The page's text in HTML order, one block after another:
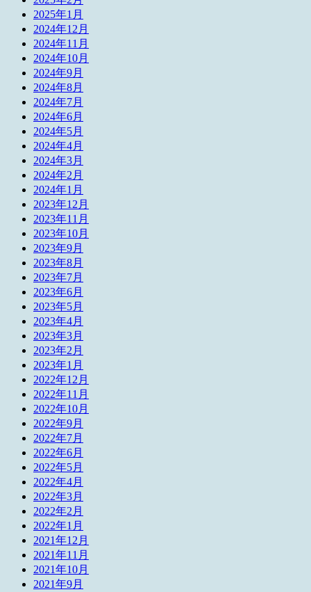
2025年1月
2024年12月
2024年11月
2024年10月
2024年9月
2024年8月
2024年7月
2024年6月
2024年5月
2024年4月
2024年3月
2024年2月
2024年1月
2023年12月
2023年11月
2023年10月
2023年9月
2023年8月
2023年7月
2023年6月
2023年5月
2023年4月
2023年3月
2023年2月
2023年1月
2022年12月
2022年11月
2022年10月
2022年9月
2022年7月
2022年6月
2022年5月
2022年4月
2022年3月
2022年2月
2022年1月
2021年12月
2021年11月
2021年10月
2021年9月